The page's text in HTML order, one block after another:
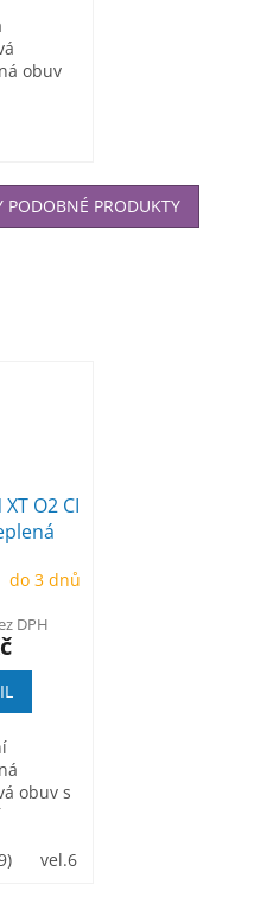
XT O2 CI
do 3 dnů
DPH
obuv s
vel.6 1/2(40)
obuv
PODOBNÉ PRODUKTY